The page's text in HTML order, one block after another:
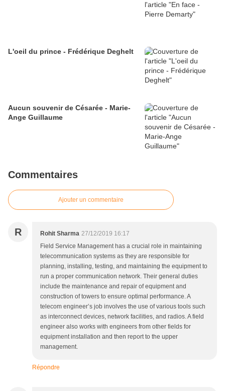
L'oeil du prince - Frédérique Deghelt
Aucun souvenir de Césarée - Marie-
Ange Guillaume
Commentaires
Ajouter un commentaire
R Rohit Sharma 27/12/2019 16:17
Field Service Management has a crucial role in maintaining
telecommunication systems as they are responsible for
planning, installing, testing, and maintaining the equipment to
run a proper communication network. Their general duties
include the maintenance and repair of equipment and
construction of towers to ensure optimal performance. A
telecom engineer’s job involves the use of various tools such
as interconnect devices, network facilities, and radios. A field
engineer also works with engineers from other fields for
equipment installation and then report to the upper
management.
Répondre